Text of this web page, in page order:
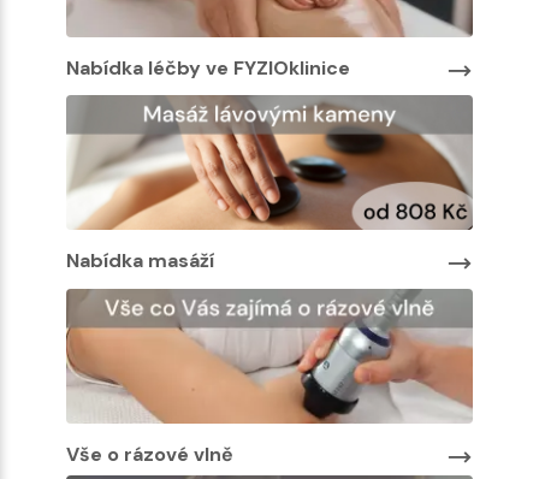
Nabídka léčby ve FYZIOklinice
Nabídka masáží
Vše o rázové vlně